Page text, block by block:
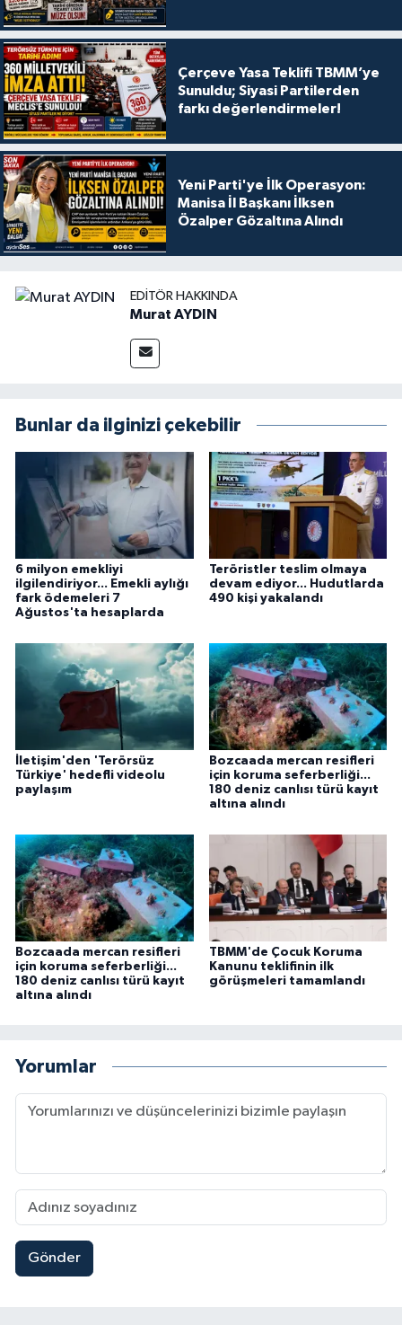
Çerçeve Yasa Teklifi TBMM’ye
Sunuldu; Siyasi Partilerden
farkı değerlendirmeler!
Yeni Parti'ye İlk Operasyon:
Manisa İl Başkanı İlksen
Özalper Gözaltına Alındı
EDITÖR HAKKINDA
Murat AYDIN
Bunlar da ilginizi çekebilir
6 milyon emekliyi
ilgilendiriyor... Emekli aylığı
fark ödemeleri 7
Ağustos'ta hesaplarda
Teröristler teslim olmaya
devam ediyor... Hudutlarda
490 kişi yakalandı
İletişim'den 'Terörsüz
Türkiye' hedefli videolu
paylaşım
Bozcaada mercan resifleri
için koruma seferberliği...
180 deniz canlısı türü kayıt
altına alındı
Bozcaada mercan resifleri
için koruma seferberliği...
180 deniz canlısı türü kayıt
altına alındı
TBMM'de Çocuk Koruma
Kanunu teklifinin ilk
görüşmeleri tamamlandı
Yorumlar
Gönder